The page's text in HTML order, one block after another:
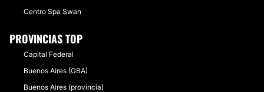
Centro Spa Swan
PROVINCIAS TOP
Capital Federal
Buenos Aires (GBA)
Buenos Aires (provincia)